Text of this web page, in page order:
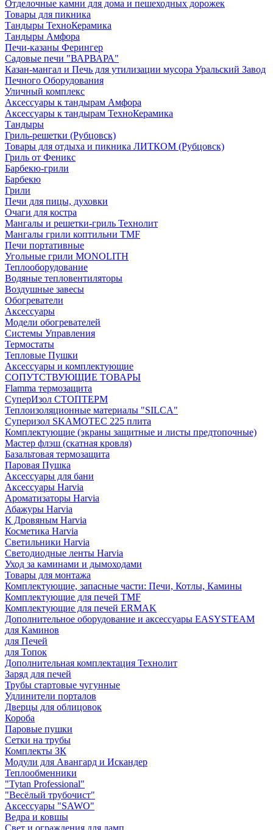
Отделочные камни для дома и пешеходных дорожек
Товары для пикника
Тандыры ТехноКерамика
Тандыры Амфора
Печи-казаны Ферингер
Садовые печи "ВАРВАРА"
Казан-мангал и Печь для утилизации мусора Уральский Завод
Печного Оборудования
Уличный комплекс
Аксессуары к тандырам Амфора
Аксессуары к тандырам ТехноКерамика
Тандыры
Гриль-решетки (Рубцовск)
Товары для отдыха и пикника ЛИТКОМ (Рубцовск)
Гриль от Феникс
Барбекю-грили
Барбекю
Грили
Печи для пицы, духовки
Очаги для костра
Мангалы и решетки-гриль Технолит
Мангалы грили коптильни TMF
Печи портативные
Угольные грили MONOLITH
Теплооборудование
Водяные тепловентиляторы
Воздушные завесы
Обогреватели
Аксессуары
Модели обогревателей
Системы Управления
Термостаты
Тепловые Пушки
Аксессуары и комплектующие
СОПУТСТВУЮЩИЕ ТОВАРЫ
Flamma термозащита
СуперИзол СТОПТЕРМ
Теплоизоляционные материалы "SILCA"
Суперизол SKAMOTEC 225 плита
Комплектующие (экраны защитные и листы предтопочные)
Мастер флэш (скатная кровля)
Базальтовая термозащита
Паровая Пушка
Аксессуары для бани
Аксессуары Harvia
Ароматизаторы Harvia
Абажуры Harvia
К Дровяным Harvia
Косметика Harvia
Светильники Harvia
Светодиодные ленты Harvia
Уход за каминами и дымоходами
Товары для монтажа
Комплектующие, запасные части: Печи, Котлы, Камины
Комплектующие для печей TMF
Комплектующие для печей ERMAK
Дополнительное оборудование и аксессуары EASYSTEAM
для Каминов
для Печей
для Топок
Дополнительная комплектация Технолит
Заряд для печей
Трубы стартовые чугунные
Удлинители порталов
Дверцы для облицовок
Короба
Паровые пушки
Сетки на трубы
Комплекты ЗК
Модули для Авангард и Искандер
Теплообменники
"Tytan Professional"
"Весёлый трубочист"
Аксессуары "SAWO"
Ведра и ковшы
Свет и ограждения для ламп